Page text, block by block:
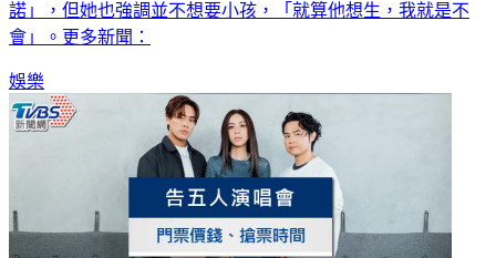
諾」，但她也強調並不想要小孩，「就算他想生，我就是不
會」。更多新聞：
娛樂